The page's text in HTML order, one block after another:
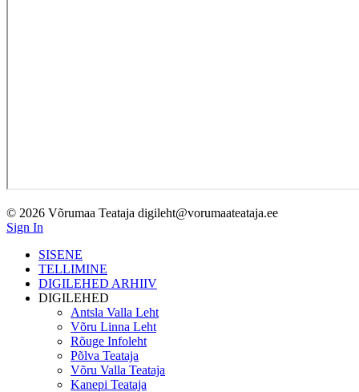
© 2026 Võrumaa Teataja digileht@vorumaateataja.ee
Sign In
SISENE
TELLIMINE
DIGILEHED ARHIIV
DIGILEHED
Antsla Valla Leht
Võru Linna Leht
Rõuge Infoleht
Põlva Teataja
Võru Valla Teataja
Kanepi Teataja